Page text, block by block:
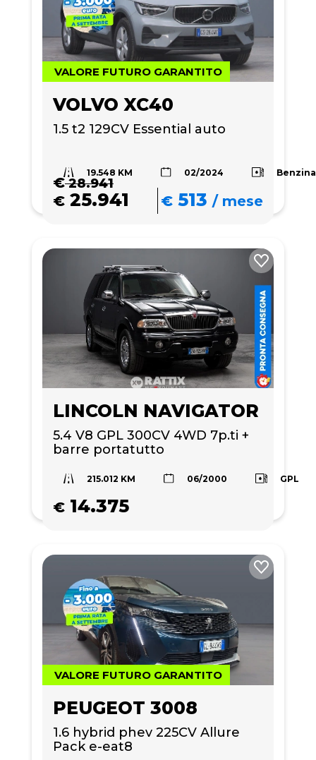
VALORE FUTURO GARANTITO
VOLVO XC40
1.5 t2 129CV Essential auto
19.548 KM 02/2024 Benzina
€28.941
€ 25.941 € 513 /mese
LINCOLN NAVIGATOR
5.4 V8 GPL 300CV 4WD 7p.ti +
barre portatutto
215.012 KM 06/2000 GPL
€ 14.375
VALORE FUTURO GARANTITO
PEUGEOT 3008
1.6 hybrid phev 225CV Allure
Pack e-eat8